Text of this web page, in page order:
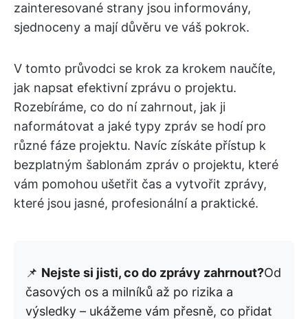
zainteresované strany jsou informovány,
sjednoceny a mají důvěru ve váš pokrok.
V tomto průvodci se krok za krokem naučíte,
jak napsat efektivní zprávu o projektu.
Rozebíráme, co do ní zahrnout, jak ji
naformátovat a jaké typy zpráv se hodí pro
různé fáze projektu. Navíc získáte přístup k
bezplatným šablonám zpráv o projektu, které
vám pomohou ušetřit čas a vytvořit zprávy,
které jsou jasné, profesionální a praktické.
📌 Nejste si jisti, co do zprávy zahrnout?Od
časových os a milníků až po rizika a
výsledky – ukážeme vám přesně, co přidat